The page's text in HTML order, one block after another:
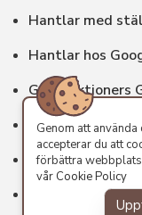
Hantlar med
Hantlar hos
GymAuktioners
GymPartners
Amazons bästa
Amazons
Genom att
accepterar du att
förbättra
vår Cookie Policy